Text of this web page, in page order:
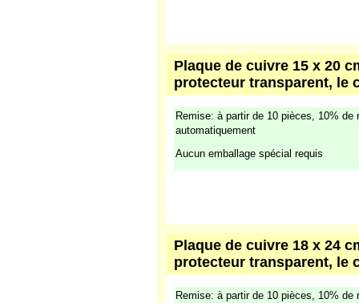
Plaque de cuivre 15 x 20
protecteur transparent, le
Remise: à partir de 10 pièces, 10% de
automatiquement
Aucun emballage spécial requis
Plaque de cuivre 18 x 24
protecteur transparent, le
Remise: à partir de 10 pièces, 10% de